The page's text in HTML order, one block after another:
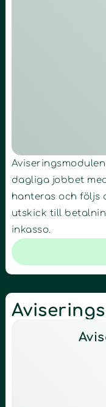
dagliga jobbet
hanteras och följs
utskick till
inkasso.